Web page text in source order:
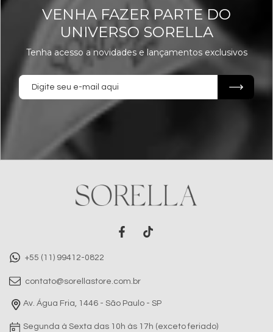
VENHA FAZER PARTE DO
UNIVERSO SORELLA
Tenha acesso a novidades e lançamentos exclusivos
+55 (11) 99412-0822
contato@sorellastore.com.br
Av. Água Fria, 1446 - São Paulo - SP
Segunda à Sexta das 10h às 17h (exceto feriado)